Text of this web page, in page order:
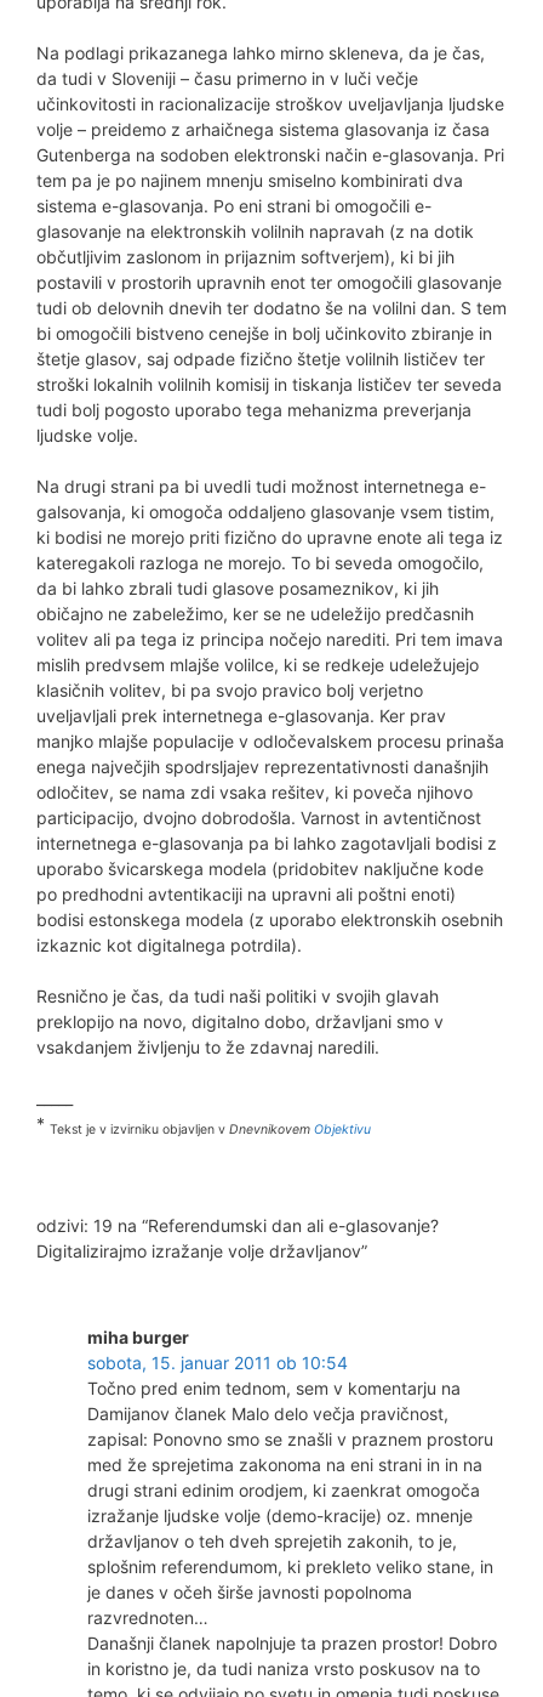
Na podlagi prikazanega lahko mirno skleneva, da je čas,
da tudi v Sloveniji – času primerno in v luči večje
učinkovitosti in racionalizacije stroškov uveljavljanja ljudske
volje – preidemo z arhaičnega sistema glasovanja iz časa
Gutenberga na sodoben elektronski način e-glasovanja. Pri
tem pa je po najinem mnenju smiselno kombinirati dva
sistema e-glasovanja. Po eni strani bi omogočili e-
glasovanje na elektronskih volilnih napravah (z na dotik
občutljivim zaslonom in prijaznim softverjem), ki bi jih
postavili v prostorih upravnih enot ter omogočili glasovanje
tudi ob delovnih dnevih ter dodatno še na volilni dan. S tem
bi omogočili bistveno cenejše in bolj učinkovito zbiranje in
štetje glasov, saj odpade fizično štetje volilnih lističev ter
stroški lokalnih volilnih komisij in tiskanja lističev ter seveda
tudi bolj pogosto uporabo tega mehanizma preverjanja
ljudske volje.
Na drugi strani pa bi uvedli tudi možnost internetnega e-
galsovanja, ki omogoča oddaljeno glasovanje vsem tistim,
ki bodisi ne morejo priti fizično do upravne enote ali tega iz
kateregakoli razloga ne morejo. To bi seveda omogočilo,
da bi lahko zbrali tudi glasove posameznikov, ki jih
običajno ne zabeležimo, ker se ne udeležijo predčasnih
volitev ali pa tega iz principa nočejo narediti. Pri tem imava
mislih predvsem mlajše volilce, ki se redkeje udeležujejo
klasičnih volitev, bi pa svojo pravico bolj verjetno
uveljavljali prek internetnega e-glasovanja. Ker prav
manjko mlajše populacije v odločevalskem procesu prinaša
enega največjih spodrsljajev reprezentativnosti današnjih
odločitev, se nama zdi vsaka rešitev, ki poveča njihovo
participacijo, dvojno dobrodošla. Varnost in avtentičnost
internetnega e-glasovanja pa bi lahko zagotavljali bodisi z
uporabo švicarskega modela (pridobitev naključne kode
po predhodni avtentikaciji na upravni ali poštni enoti)
bodisi estonskega modela (z uporabo elektronskih osebnih
izkaznic kot digitalnega potrdila).
Resnično je čas, da tudi naši politiki v svojih glavah
preklopijo na novo, digitalno dobo, državljani smo v
vsakdanjem življenju to že zdavnaj naredili.
* Tekst je v izvirniku objavljen v Dnevnikovem Objektivu
odzivi: 19 na “Referendumski dan ali e-glasovanje?
Digitalizirajmo izražanje volje državljanov”
miha burger
sobota, 15. januar 2011 ob 10:54
Točno pred enim tednom, sem v komentarju na
Damijanov članek Malo delo večja pravičnost,
zapisal: Ponovno smo se znašli v praznem prostoru
med že sprejetima zakonoma na eni strani in in na
drugi strani edinim orodjem, ki zaenkrat omogoča
izražanje ljudske volje (demo-kracije) oz. mnenje
državljanov o teh dveh sprejetih zakonih, to je,
splošnim referendumom, ki prekleto veliko stane, in
je danes v očeh širše javnosti popolnoma
razvrednoten…
Današnji članek napolnjuje ta prazen prostor! Dobro
in koristno je, da tudi naniza vrsto poskusov na to